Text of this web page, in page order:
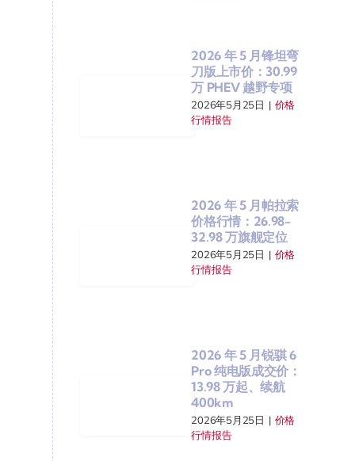
2026 年 5 月锋坦弯
刀版上市价：30.99
万 PHEV 越野专项
2026年5月25日 | 价格
行情报告
2026 年 5 月帕拉索
价格行情：26.98-
32.98 万旗舰定位
2026年5月25日 | 价格
行情报告
2026 年 5 月锐骐 6
Pro 纯电版成交价：
13.98 万起、续航
400km
2026年5月25日 | 价格
行情报告